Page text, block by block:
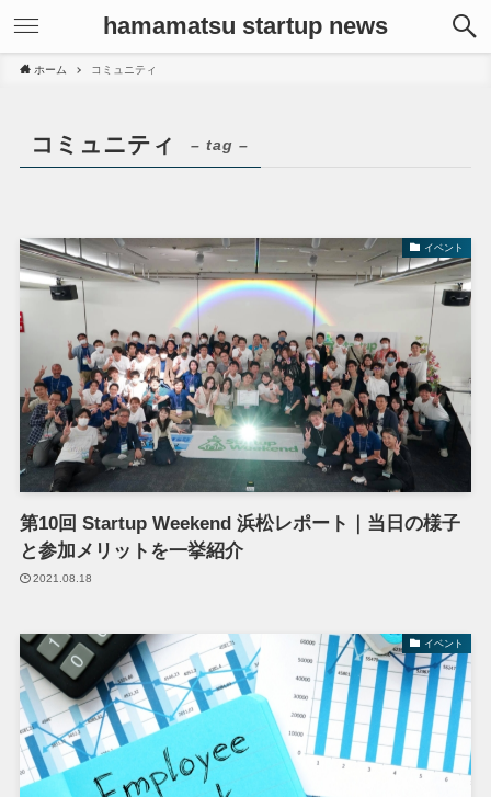
hamamatsu startup news
ホーム コミュニティ
コミュニティ – tag –
イベント
第10回 Startup Weekend 浜松レポート｜当日の様子
と参加メリットを一挙紹介
2021.08.18
イベント